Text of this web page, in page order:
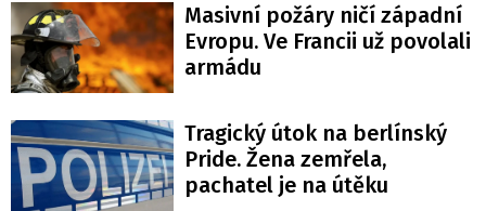
Masivní požáry ničí západní
Evropu. Ve Francii už povolali
armádu
Tragický útok na berlínský
Pride. Žena zemřela,
pachatel je na útěku